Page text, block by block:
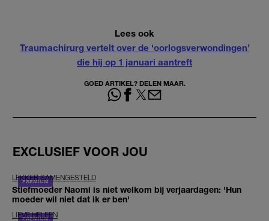
Lees ook
Traumachirurg vertelt over de ‘oorlogsverwondingen’
die hij op 1 januari aantreft
GOED ARTIKEL? DELEN MAAR.
EXCLUSIEF VOOR JOU
LEKKER SAMENGESTELD
Stiefmoeder Naomi is niet welkom bij verjaardagen: 'Hun
moeder wil niet dat ik er ben'
LIEVE HELEEN